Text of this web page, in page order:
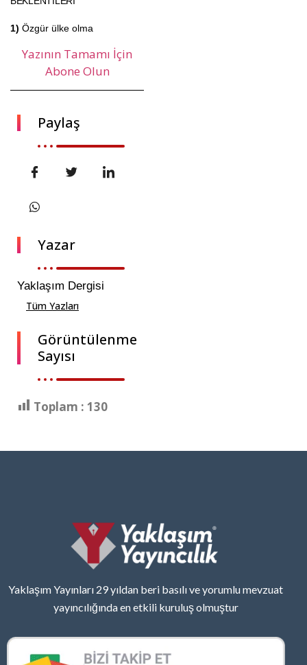
1) Özgür ülke olma
Yazının Tamamı İçin
Abone Olun
Paylaş
Yazar
Yaklaşım Dergisi
Tüm Yazları
Görüntülenme
Sayısı
Toplam : 130
Yaklaşım Yayınları 29 yıldan beri basılı ve yorumlu mevzuat
yayıncılığında en etkili kuruluş olmuştur